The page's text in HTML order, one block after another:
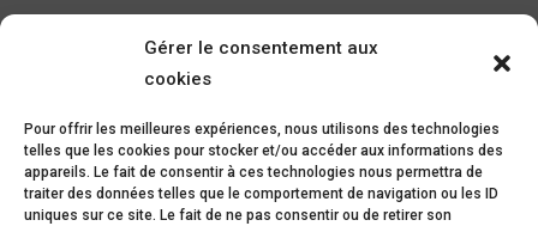
Gérer le consentement aux
cookies
Pour offrir les meilleures expériences, nous utilisons des technologies
telles que les cookies pour stocker et/ou accéder aux informations des
appareils. Le fait de consentir à ces technologies nous permettra de
traiter des données telles que le comportement de navigation ou les ID
uniques sur ce site. Le fait de ne pas consentir ou de retirer son
2 bis Rue Maréchal Joffre – 09500
Mirepoix